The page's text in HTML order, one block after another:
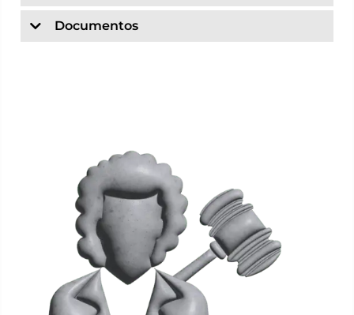
Documentos